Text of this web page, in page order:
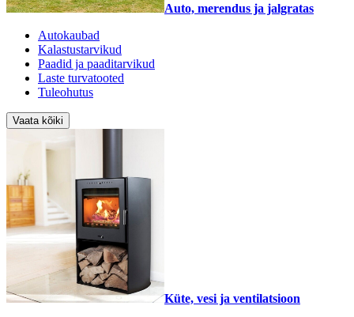
Auto, merendus ja jalgratas
Autokaubad
Kalastustarvikud
Paadid ja paaditarvikud
Laste turvatooted
Tuleohutus
Vaata kõiki
Küte, vesi ja ventilatsioon